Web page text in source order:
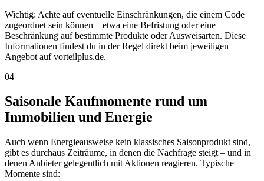
Wichtig: Achte auf eventuelle Einschränkungen, die einem Code
zugeordnet sein können – etwa eine Befristung oder eine
Beschränkung auf bestimmte Produkte oder Ausweisarten. Diese
Informationen findest du in der Regel direkt beim jeweiligen
Angebot auf vorteilplus.de.
04
Saisonale Kaufmomente rund um
Immobilien und Energie
Auch wenn Energieausweise kein klassisches Saisonprodukt sind,
gibt es durchaus Zeiträume, in denen die Nachfrage steigt – und in
denen Anbieter gelegentlich mit Aktionen reagieren. Typische
Momente sind: